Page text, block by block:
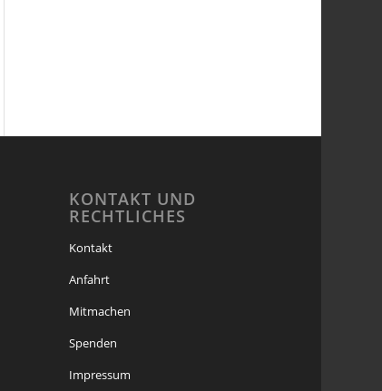
KONTAKT UND
RECHTLICHES
Kontakt
Anfahrt
Mitmachen
Spenden
Impressum